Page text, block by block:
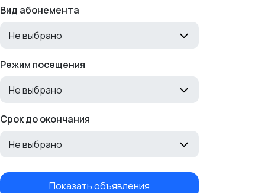
Вид абонемента
Не выбрано
Режим посещения
Не выбрано
Срок до окончания
Не выбрано
Показать объявления